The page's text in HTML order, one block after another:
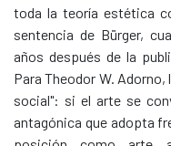
toda la teoría estética
sentencia de Bürger,
años después de la
Para Theodor W.
social": si el arte se
antagónica que adopta